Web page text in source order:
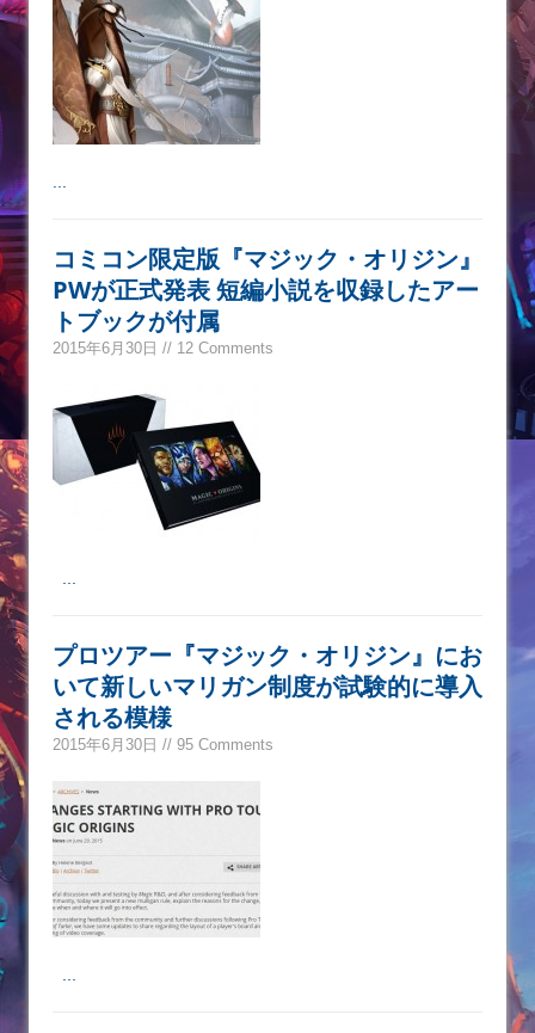
コミコン限定版『マジック・オリジン』
PWが正式発表 短編小説を収録したアー
トブックが付属
2015年6月30日 // 12 Comments
プロツアー『マジック・オリジン』にお
いて新しいマリガン制度が試験的に導入
される模様
2015年6月30日 // 95 Comments